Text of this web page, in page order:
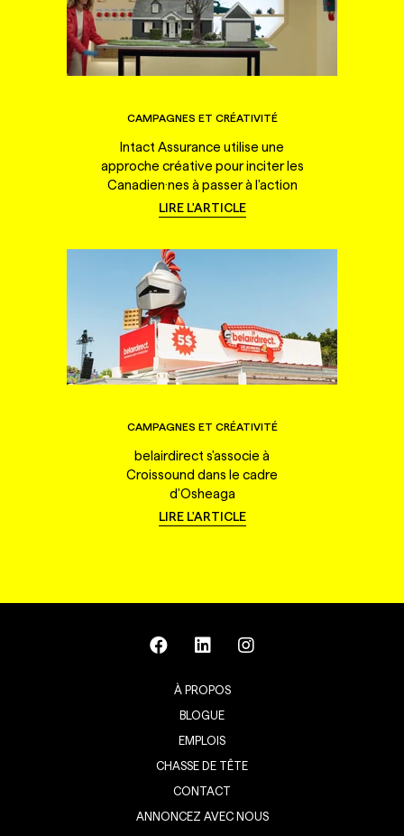
CAMPAGNES ET CRÉATIVITÉ
Intact Assurance utilise une
approche créative pour inciter les
Canadien·nes à passer à l'action
LIRE L'ARTICLE
CAMPAGNES ET CRÉATIVITÉ
belairdirect s'associe à
Croissound dans le cadre
d'Osheaga
LIRE L'ARTICLE
À PROPOS
BLOGUE
EMPLOIS
CHASSE DE TÊTE
CONTACT
ANNONCEZ AVEC NOUS